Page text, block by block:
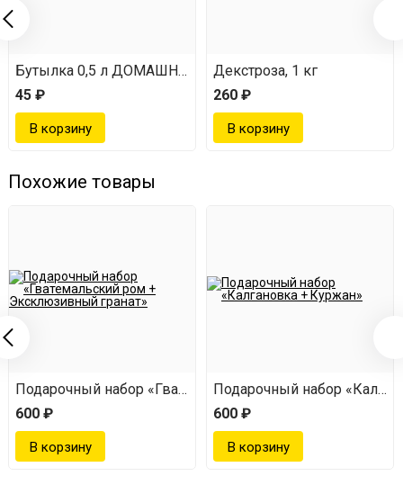
шт;
внутри бутылок травы и специи.
Бутылка 0,5 л ДОМАШНЯЯ
45 ₽
Декстроза, 1 кг
260 ₽
Похожие товары
гранат»+ Куржан»
Подарочный набор «Гватемальский ром +
600 ₽
Подарочный набор
600 ₽